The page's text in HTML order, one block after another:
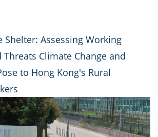
Shelter: Assessing Working
Climate Change and
to Hong Kong's Rural